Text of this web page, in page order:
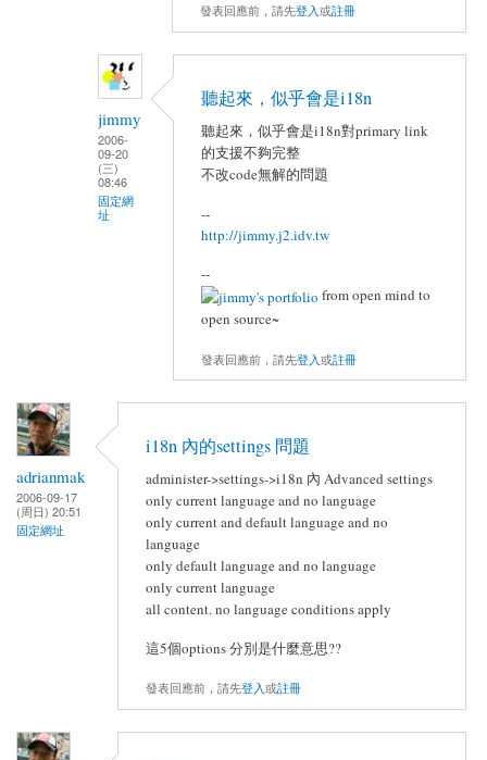
發表回應前，請先登入或註冊
jimmy
2006-
09-20
(三)
08:46
固定網
址
聽起來，似乎會是i18n
聽起來，似乎會是i18n對primary link
的支援不夠完整
不改code無解的問題
--
http://jimmy.j2.idv.tw
--
from open mind to
open source~
發表回應前，請先登入或註冊
adrianmak
2006-09-17
(周日) 20:51
固定網址
i18n 內的settings 問題
administer->settings->i18n 內 Advanced settings
only current language and no language
only current and default language and no
language
only default language and no language
only current language
all content. no language conditions apply
這5個options 分別是什麼意思??
發表回應前，請先登入或註冊